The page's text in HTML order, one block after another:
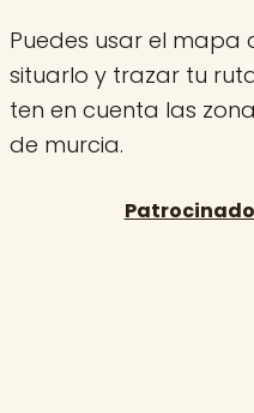
Puedes usar el mapa
situarlo y trazar tu
ten en cuenta las
de murcia.